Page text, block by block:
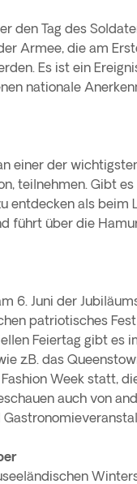
den Tag des
Armee, die am
Es ist ein
nationale
einer der
teilnehmen. Gibt
entdecken als beim
führt über die
6. Juni der
patriotisches
Feiertag gibt es
z.B. das
Week statt,
auch von